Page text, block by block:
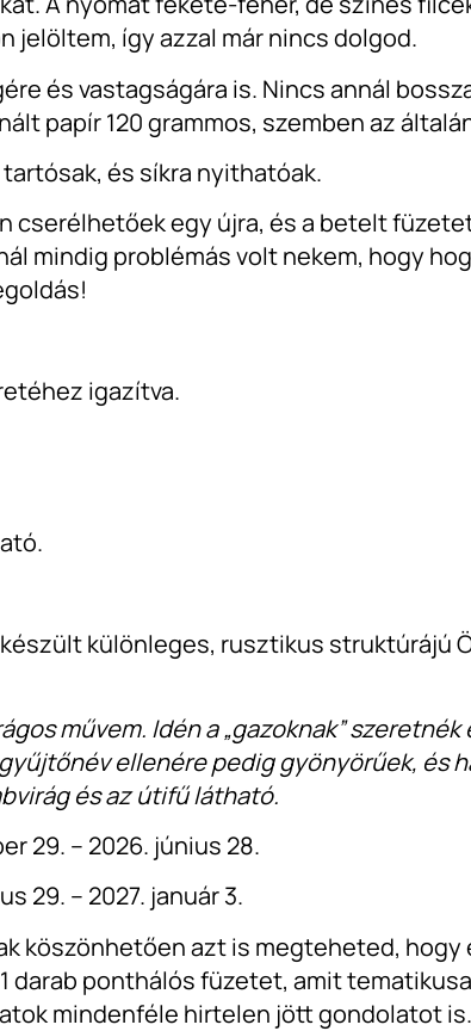
jelöltem, így azzal már nincs dolgod.
és vastagságára is. Nincs annál
papír 120 grammos, szemben az
és síkra nyithatóak.
cserélhetőek egy újra, és a betelt
mindig problémás volt nekem, hogy
igazítva.
különleges, rusztikus struktúrájú
művem. Idén a „gazoknak”
ellenére pedig gyönyörűek, és
és az útifű látható.
29. – 2026. június 28.
29. – 2027. január 3.
köszönhetően azt is megteheted,
darab ponthálós füzetet, amit
mindenféle hirtelen jött gondolatot is.